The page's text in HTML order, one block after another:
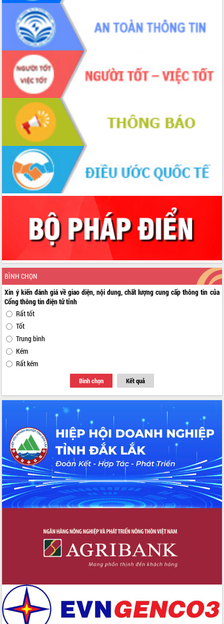
BÌNH CHỌN
Xin ý kiến đánh giá về giao diện, nội dung, chất lượng cung cấp thông tin của
Cổng thông tin điện tử tỉnh
Rất tốt
Tốt
Trung bình
Kém
Rất kém
Bình chọn Kết quả